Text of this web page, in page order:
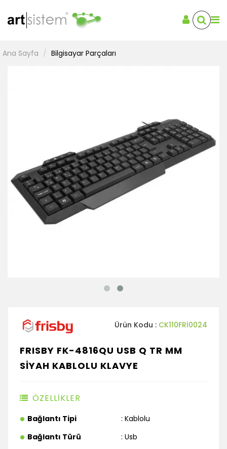
Ana Sayfa Bilgisayar Parçaları
Ürün Kodu : CK110FRI0024
FRISBY FK-4816QU USB Q TR MM
SİYAH KABLOLU KLAVYE
ÖZELLİKLER
Bağlantı Tipi
: Kablolu
Bağlantı Türü
: Usb